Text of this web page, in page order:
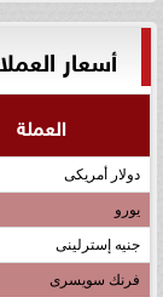
أسعار
العملة
دولار أمريكى
يورو
جنيه إسترلينى
فرنك سويسرى